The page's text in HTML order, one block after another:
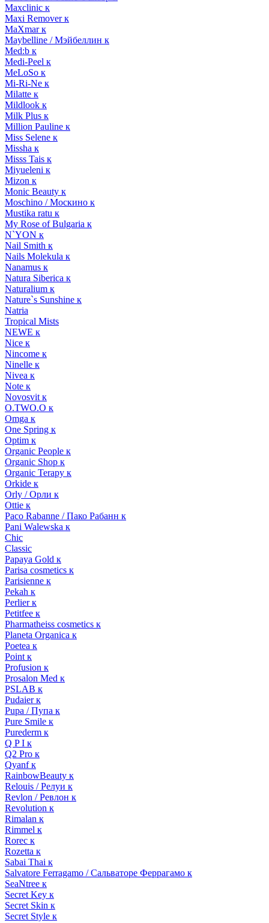
Maxclinic к
Maxi Remover к
MaXmar к
Maybelline / Мэйбеллин к
Med:b к
Medi-Peel к
MeLoSo к
Mi-Ri-Ne к
Milatte к
Mildlook к
Milk Plus к
Million Pauline к
Miss Selene к
Missha к
Misss Tais к
Miyueleni к
Mizon к
Monic Beauty к
Moschino / Москино к
Mustika ratu к
My Rose of Bulgaria к
N`YON к
Nail Smith к
Nails Molekula к
Nanamus к
Natura Siberica к
Naturalium к
Nature`s Sunshine к
Natria
Tropical Mists
NEWE к
Nice к
Nincome к
Ninelle к
Nivea к
Note к
Novosvit к
O.TWO.O к
Omga к
One Spring к
Optim к
Organic People к
Organic Shop к
Organic Terapy к
Orkide к
Orly / Орли к
Ottie к
Paco Rabanne / Пако Рабанн к
Pani Walewska к
Chic
Classic
Papaya Gold к
Parisa cosmetics к
Parisienne к
Pekah к
Perlier к
Petitfee к
Pharmatheiss cosmetics к
Planeta Organica к
Poetea к
Point к
Profusion к
Prosalon Med к
PSLAB к
Pudaier к
Pupa / Пупа к
Pure Smile к
Purederm к
Q P I к
Q2 Pro к
Qyanf к
RainbowBeauty к
Relouis / Релуи к
Revlon / Ревлон к
Revolution к
Rimalan к
Rimmel к
Rorec к
Rozetta к
Sabai Thai к
Salvatore Ferragamo / Сальваторе Феррагамо к
SeaNtree к
Secret Key к
Secret Skin к
Secret Style к